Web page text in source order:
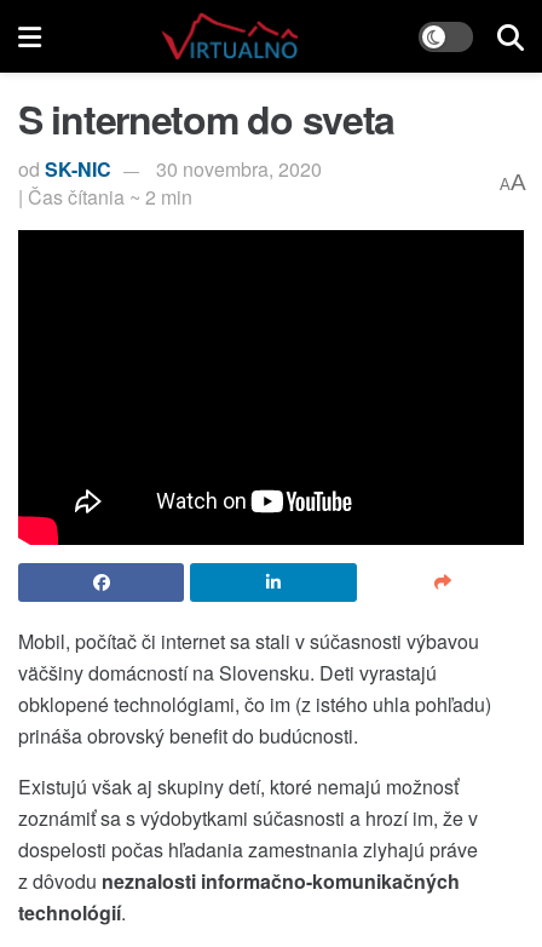
S internetom do sveta
od SK-NIC
30 novembra, 2020
| Čas čítania ~ 2 min
AA
Mobil, počítač či internet sa stali v súčasnosti výbavou
väčšiny domácností na Slovensku. Deti vyrastajú
obklopené technológiami, čo im (z istého uhla pohľadu)
prináša obrovský benefit do budúcnosti.
Existujú však aj skupiny detí, ktoré nemajú možnosť
zoznámiť sa s výdobytkami súčasnosti a hrozí im, že v
dospelosti počas hľadania zamestnania zlyhajú práve
z dôvodu neznalosti informačno-komunikačných
technológií.